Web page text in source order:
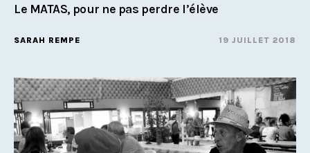
Le MATAS, pour ne pas perdre l’élève
SARAH REMPE 19 JUILLET 2018